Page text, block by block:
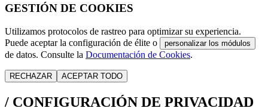
GESTIÓN DE COOKIES
Utilizamos protocolos de rastreo para optimizar su experiencia.
Puede aceptar la configuración de élite o
personalizar los módulos
de datos. Consulte la Documentación de Cookies.
RECHAZAR ACEPTAR TODO
/ CONFIGURACIÓN DE PRIVACIDAD